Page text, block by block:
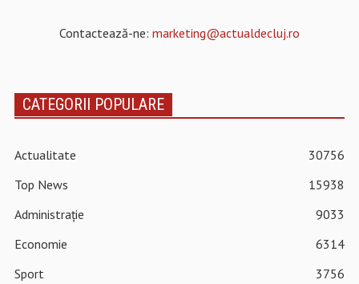
Contactează-ne: marketing@actualdecluj.ro
CATEGORII POPULARE
Actualitate
30756
Top News
15938
Administrație
9033
Economie
6314
Sport
3756